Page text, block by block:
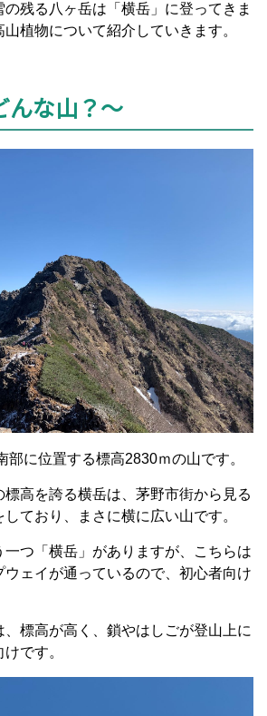
残る八ヶ岳は「横岳」に登ってきま
植物について紹介していきます。
んな山？～
部に位置する標高2830ｍの山です。
標高を誇る横岳は、茅野市街から見る
ており、まさに横に広い山です。
一つ「横岳」がありますが、こちらは
ェイが通っているので、初心者向け
標高が高く、鎖やはしごが登山上に
です。